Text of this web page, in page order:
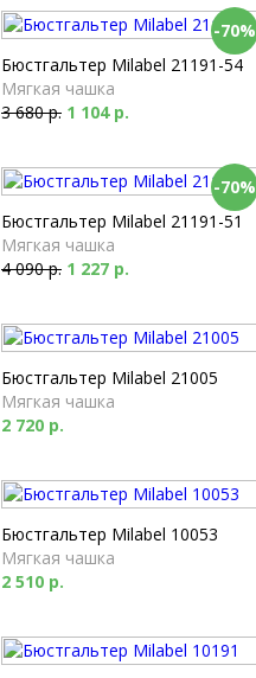
-70%
Бюстгальтер Milabel 21191-54
Мягкая чашка
3 680 р. 1 104 р.
-70%
Бюстгальтер Milabel 21191-51
Мягкая чашка
4 090 р. 1 227 р.
Бюстгальтер Milabel 21005
Мягкая чашка
2 720 р.
Бюстгальтер Milabel 10053
Мягкая чашка
2 510 р.